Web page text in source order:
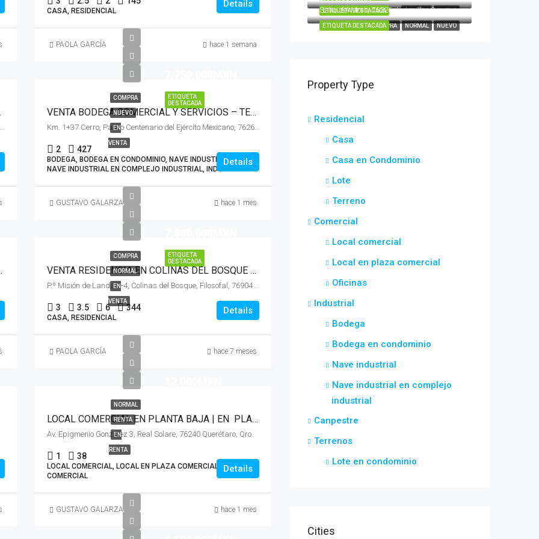
CASA, RESIDENCIAL
Details
PAOLA GARCÍA hace 1 semana
QRO
Km. 1+37 Cerro, Paseo Centenario del Ejército Mexicano, 76269 Santiago de Querétaro, Qro.
ETIQUETA
DESTACADA
COMPRA
NUEVO
EN
VENTA
VENTA BODEGA COMERCIAL Y SERVICIOS – TERRA PARK CENTENARIO QUERETARO
Km. 1+37 Cerro, Paseo Centenario del Ejército Mexicano, 76269 Santiago de Querétaro, Qro.
2 427
BODEGA, BODEGA EN CONDOMINIO, NAVE INDUSTRIAL,
NAVE INDUSTRIAL EN COMPLEJO INDUSTRIAL, INDUSTRIAL
Details
GUSTAVO GALARZA hace 1 mes
Querétaro
ETIQUETA
DESTACADA
COMPRA
NORMAL
EN
VENTA
VENTA RESIDENCIA EN COLINAS DEL BOSQUE Corregidora, Querétaro
P.º Misión de Landa 2-4, Colinas del Bosque, Filosofal, 76904 El Pueblito, Qro.
3 3.5 6 344
CASA, RESIDENCIAL
Details
PAOLA GARCÍA hace 7 meses
NORMAL
RENTA
EN
RENTA
LOCAL COMERCIAL EN PLANTA BAJA | EN PLAZA COMERCIAL REAL SOLARE (El Marqués, Qro.)
Av. Epigmenio González 3, Real Solare, 76240 Querétaro, Qro.
1 38
LOCAL COMERCIAL, LOCAL EN PLAZA COMERCIAL,
COMERCIAL
Details
GUSTAVO GALARZA hace 1 mes
COMPRA NUEVO
ETIQUETA DESTACADA
COMPRA NORMAL NUEVO
ETIQUETA DESTACADA
Salto del Moro, 76226 Juriquilla, Qro.
Property Type
Residencial
Casa
Casa en Condominio
Lote
Terreno
Comercial
Local comercial
Local en plaza comercial
Oficinas
Industrial
Bodega
Bodega en condominio
Nave industrial
Nave industrial en complejo
industrial
Canpestre
Terrenos
Lote en condominio
Cities